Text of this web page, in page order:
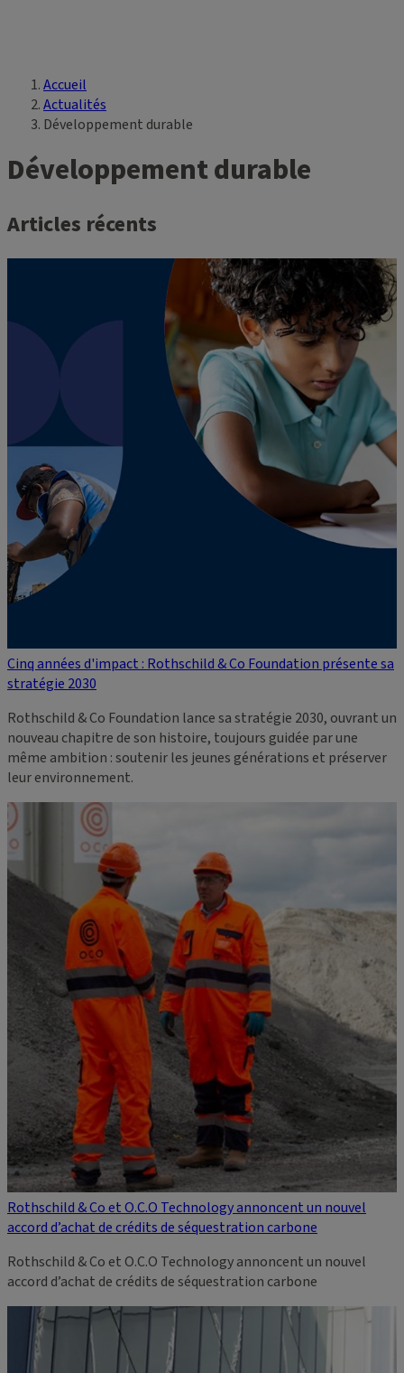
Vous êtes ici
Accueil
Actualités
Développement durable
Développement durable
Articles récents
Cinq années d'impact : Rothschild & Co Foundation présente sa
stratégie 2030
Rothschild & Co Foundation lance sa stratégie 2030, ouvrant un
nouveau chapitre de son histoire, toujours guidée par une
même ambition : soutenir les jeunes générations et préserver
leur environnement.
Rothschild & Co et O.C.O Technology annoncent un nouvel
accord d’achat de crédits de séquestration carbone
Rothschild & Co et O.C.O Technology annoncent un nouvel
accord d’achat de crédits de séquestration carbone